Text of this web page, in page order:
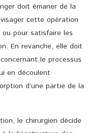
doit émaner de la
cette opération
ou pour satisfaire les
En revanche, elle doit
le processus
en découlent
d’une partie de la
le chirurgien décide